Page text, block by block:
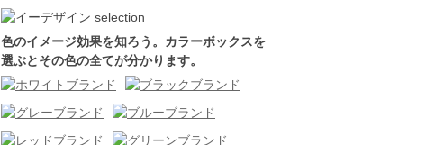
色のイメージ効果を知ろう。カラーボックスを
選ぶとその色の全てが分かります。